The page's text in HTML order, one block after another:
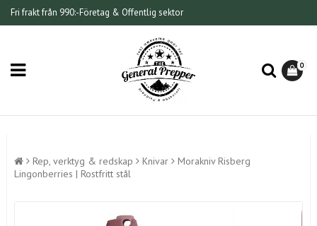
Fri frakt från 990:-Företag & Offentlig sektor
0
Rep, verktyg & redskap Knivar
Morakniv Risberg
Lingonberries | Rostfritt stål